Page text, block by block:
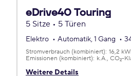
eDrive40 Touring
5 Sitze • 5 Türen
Elektro Automatik, 1 Gang
Weitere Details
Stromverbrauch (kombiniert): 16,2
Emissionen (kombiniert): k.A. CO2-